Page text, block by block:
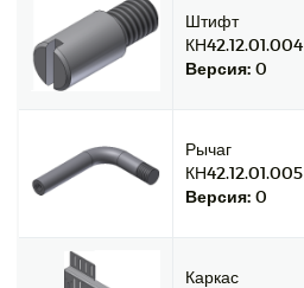
Штифт
КН42.12.01.004
Версия: 0
Рычаг
КН42.12.01.005
Версия: 0
Каркас